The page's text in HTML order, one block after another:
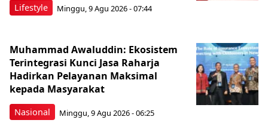
Lifestyle Minggu, 9 Agu 2026 - 07:44
Nasional
Muhammad Awaluddin: Ekosistem
Terintegrasi Kunci Jasa Raharja
Hadirkan Pelayanan Maksimal
kepada Masyarakat
Minggu, 9 Agu 2026 - 06:25